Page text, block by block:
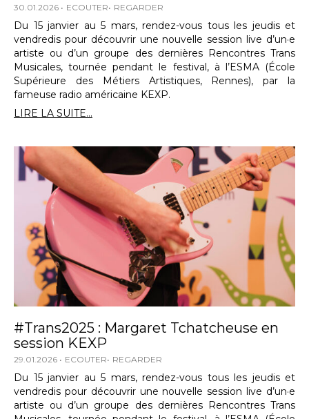
30.01.2026 ECOUTER REGARDER
Du 15 janvier au 5 mars, rendez-vous tous les jeudis et
vendredis pour découvrir une nouvelle session live d’un·e
artiste ou d’un groupe des dernières Rencontres Trans
Musicales, tournée pendant le festival, à l’ESMA (École
Supérieure des Métiers Artistiques, Rennes), par la
fameuse radio américaine KEXP.
LIRE LA SUITE...
#Trans2025 : Margaret Tchatcheuse en
session KEXP
29.01.2026 ECOUTER REGARDER
Du 15 janvier au 5 mars, rendez-vous tous les jeudis et
vendredis pour découvrir une nouvelle session live d’un·e
artiste ou d’un groupe des dernières Rencontres Trans